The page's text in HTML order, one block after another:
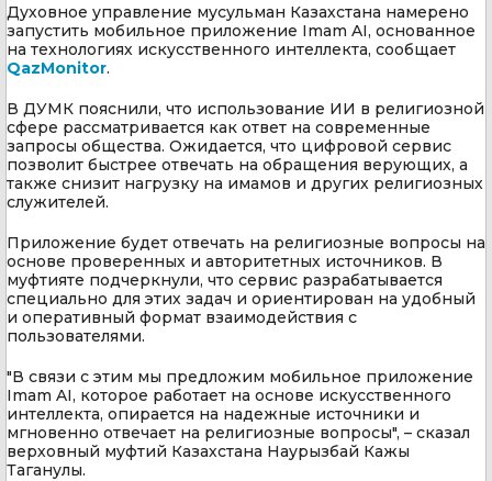
Духовное управление мусульман Казахстана намерено
запустить мобильное приложение Imam AI, основанное
на технологиях искусственного интеллекта, сообщает
QazMonitor.
В ДУМК пояснили, что использование ИИ в религиозной
сфере рассматривается как ответ на современные
запросы общества. Ожидается, что цифровой сервис
позволит быстрее отвечать на обращения верующих, а
также снизит нагрузку на имамов и других религиозных
служителей.
Приложение будет отвечать на религиозные вопросы на
основе проверенных и авторитетных источников. В
муфтияте подчеркнули, что сервис разрабатывается
специально для этих задач и ориентирован на удобный
и оперативный формат взаимодействия с
пользователями.
"В связи с этим мы предложим мобильное приложение
Imam AI, которое работает на основе искусственного
интеллекта, опирается на надежные источники и
мгновенно отвечает на религиозные вопросы", – сказал
верховный муфтий Казахстана Наурызбай Кажы
Таганулы.